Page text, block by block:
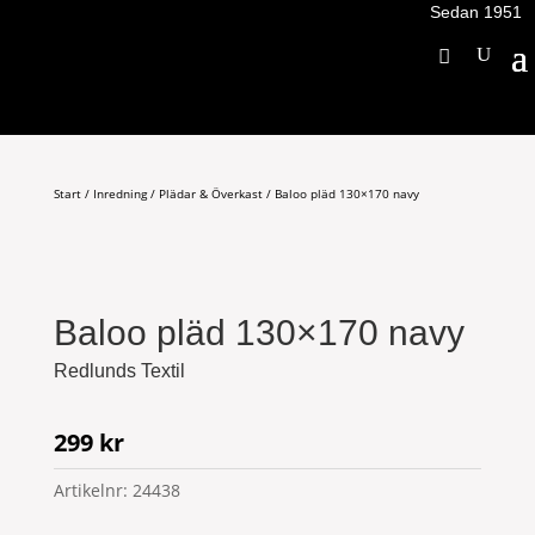
Sedan 1951
Start/ Inredning/ Plädar & Överkast/ Baloo pläd 130×170 navy
Baloo pläd 130×170 navy
Redlunds Textil
299 kr
Artikelnr: 24438